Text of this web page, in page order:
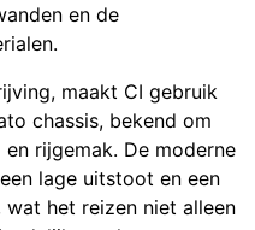
en de
maakt CI gebruik
chassis, bekend om
rijgemak. De moderne
lage uitstoot en een
het reizen niet alleen